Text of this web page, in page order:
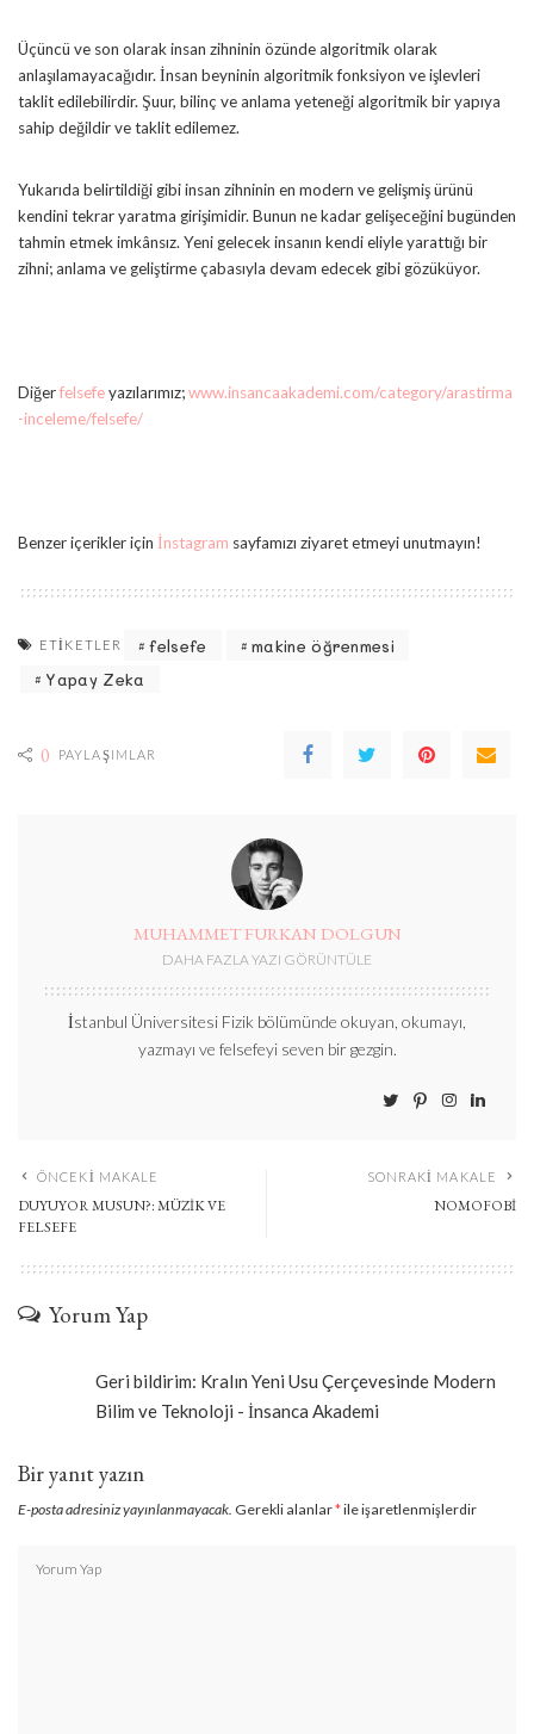
Üçüncü ve son olarak insan zihninin özünde algoritmik olarak
anlaşılamayacağıdır. İnsan beyninin algoritmik fonksiyon ve işlevleri
taklit edilebilirdir. Şuur, bilinç ve anlama yeteneği algoritmik bir yapıya
sahip değildir ve taklit edilemez.
Yukarıda belirtildiği gibi insan zihninin en modern ve gelişmiş ürünü
kendini tekrar yaratma girişimidir. Bunun ne kadar gelişeceğini bugünden
tahmin etmek imkânsız. Yeni gelecek insanın kendi eliyle yarattığı bir
zihni; anlama ve geliştirme çabasıyla devam edecek gibi gözüküyor.
Diğerfelsefeyazılarımız;www.insancaakademi.com/category/arastirma
-inceleme/felsefe/
Benzer içerikler için İnstagram sayfamızı ziyaret etmeyi unutmayın!
ETIKETLER felsefe
makine öğrenmesi
Yapay Zeka
0 PAYLAŞIMLAR
MUHAMMET FURKAN DOLGUN
DAHA FAZLA YAZI GÖRÜNTÜLE
İstanbul Üniversitesi Fizik bölümünde okuyan, okumayı,
yazmayı ve felsefeyi seven bir gezgin.
ÖNCEKI MAKALE
DUYUYOR MUSUN?: MÜZİK VE
FELSEFE
SONRAKI MAKALE
NOMOFOBİ
Yorum Yap
Geri bildirim: Kralın Yeni Usu Çerçevesinde Modern
Bilim ve Teknoloji - İnsanca Akademi
Bir yanıt yazın
E-posta adresiniz yayınlanmayacak. Gerekli alanlar*ile işaretlenmişlerdir